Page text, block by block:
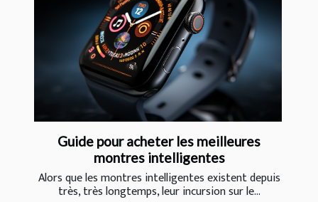
Guide pour acheter les meilleures
montres intelligentes
Alors que les montres intelligentes existent depuis
très, très longtemps, leur incursion sur le...